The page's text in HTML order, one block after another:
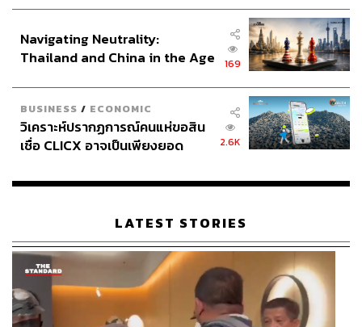
Navigating Neutrality:
Thailand and China in the Age
169
BUSINESS / ECONOMIC
วิเคราะห์ปรากฏการณ์คนแห่ขอสิน
เชื่อ CLICX อาจเป็นเพียงยอด
เรือนไทยที่ถูกซุกไว้
2.6K
LATEST STORIES